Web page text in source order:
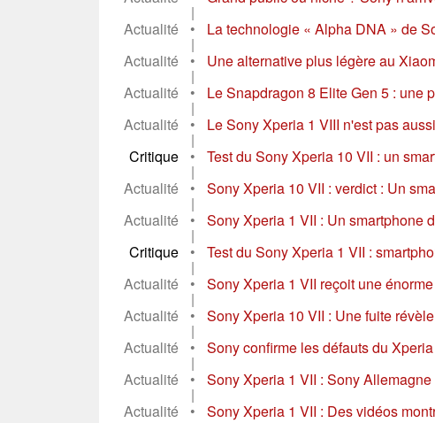
|
Actualité
• La technologie « Alpha DNA » de
|
Actualité
• Une alternative plus légère au
|
Actualité
• Le Snapdragon 8 Elite Gen 5 : une
|
Actualité
• Le Sony Xperia 1 VIII n'est pas
|
Critique
• Test du Sony Xperia 10 VII : un
|
Actualité
• Sony Xperia 10 VII : verdict : Un
|
Actualité
• Sony Xperia 1 VII : Un smartphone
|
Critique
• Test du Sony Xperia 1 VII :
|
Actualité
• Sony Xperia 1 VII reçoit une
|
Actualité
• Sony Xperia 10 VII : Une fuite
|
Actualité
• Sony confirme les défauts du
|
Actualité
• Sony Xperia 1 VII : Sony
|
Actualité
•
Sony Xperia 1 VII : Des vidéos